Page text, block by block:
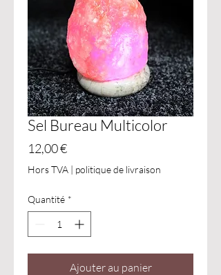
Sel Bureau Multicolor
12,00 €Prix
Hors TVA | politique de livraison
Quantité *
Ajouter au panier